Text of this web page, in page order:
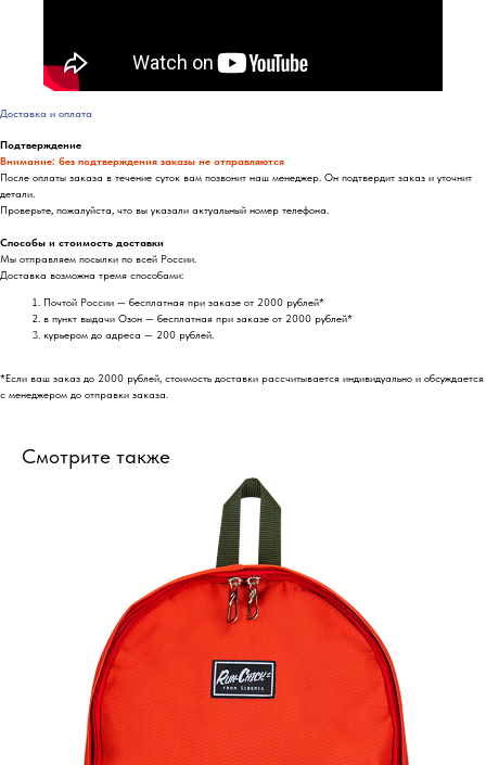
Доставка и оплата
Подтверждение
Внимание: без подтверждения заказы не отправляются
После оплаты заказа в течение суток вам позвонит наш менеджер. Он подтвердит заказ и уточнит
детали.
Проверьте, пожалуйста, что вы указали актуальный номер телефона.
Способы и стоимость доставки
Мы отправляем посылки по всей России.
Доставка возможна тремя способами:
Почтой России — бесплатная при заказе от 2000 рублей*
в пункт выдачи Озон — бесплатная при заказе от 2000 рублей*
курьером до адреса — 200 рублей.
*Если ваш заказ до 2000 рублей, стоимость доставки рассчитывается индивидуально и обсуждается
с менеджером до отправки заказа.
Смотрите также